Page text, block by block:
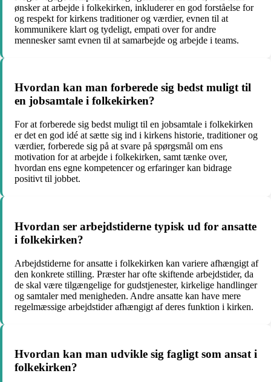
ønsker at arbejde i folkekirken, inkluderer en god forståelse for
og respekt for kirkens traditioner og værdier, evnen til at
kommunikere klart og tydeligt, empati over for andre
mennesker samt evnen til at samarbejde og arbejde i teams.
Hvordan kan man forberede sig bedst muligt til
en jobsamtale i folkekirken?
For at forberede sig bedst muligt til en jobsamtale i folkekirken
er det en god idé at sætte sig ind i kirkens historie, traditioner og
værdier, forberede sig på at svare på spørgsmål om ens
motivation for at arbejde i folkekirken, samt tænke over,
hvordan ens egne kompetencer og erfaringer kan bidrage
positivt til jobbet.
Hvordan ser arbejdstiderne typisk ud for ansatte
i folkekirken?
Arbejdstiderne for ansatte i folkekirken kan variere afhængigt af
den konkrete stilling. Præster har ofte skiftende arbejdstider, da
de skal være tilgængelige for gudstjenester, kirkelige handlinger
og samtaler med menigheden. Andre ansatte kan have mere
regelmæssige arbejdstider afhængigt af deres funktion i kirken.
Hvordan kan man udvikle sig fagligt som ansat i
folkekirken?